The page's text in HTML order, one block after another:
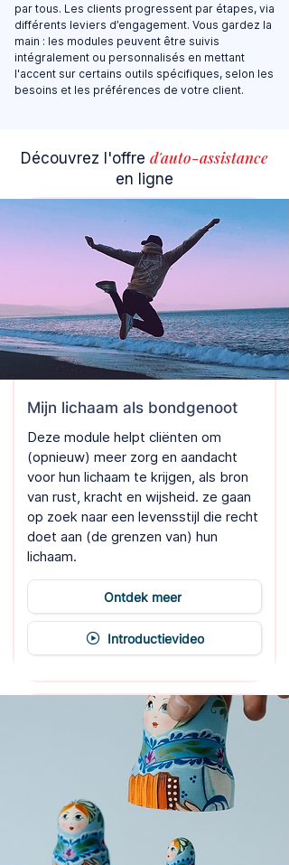
par tous. Les clients progressent par étapes, via
différents leviers d’engagement. Vous gardez la
main : les modules peuvent être suivis
intégralement ou personnalisés en mettant
l'accent sur certains outils spécifiques, selon les
besoins et les préférences de votre client.
Découvrez l'offre d'auto-assistance
en ligne
Mijn lichaam als bondgenoot
Deze module helpt cliënten om
(opnieuw) meer zorg en aandacht
voor hun lichaam te krijgen, als bron
van rust, kracht en wijsheid. ze gaan
op zoek naar een levensstijl die recht
doet aan (de grenzen van) hun
lichaam.
Ontdek meer
Introductievideo